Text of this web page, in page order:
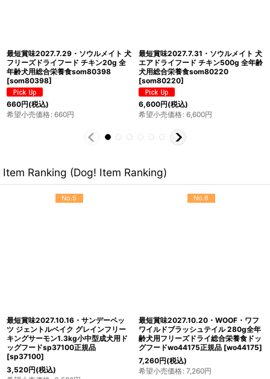
最短賞味2027.7.31・ソウルメイト 犬
エアドライフード チキン30g 全年齢
犬用総合栄養食som80213
[som80213]
495円(税込)
希望小売価格: 495円
最短賞味2027.7・ソウルメイト 犬 ド
ッグ缶 ラム＆シーフード 175g全年齢
犬用総合栄養食 正規品som80565
[som80565]
770円(税込)
希望小売価格: 770円
Item Ranking (Dog! Item Ranking)
No.5
最短賞味2027.10.16・サンデーペッ
ツ ジェントルベイク グレインフリー
キングサーモン1.3kg小中型成犬用ド
ッグフードsp37100正規品
[sp37100]
3,520円(税込)
No.6
最短賞味2027.10.20・WOOF・ワフ
ワイルドブラッシュテイル 280g全年
齢犬用フリーズドライ総合栄養食ドッ
グフードwo44175正規品 [wo44175]
7,260円(税込)
希望小売価格: 7,260円